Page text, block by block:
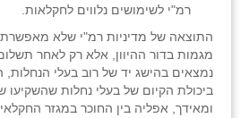
רמ"י לשימושים נלווים לחקלאות.
התוצאה של מדיניות רמ"י שלא מאפשרת
מגמות בדור ההיוון, אלא רק לאחר
נמצאים בהישג יד של רוב בעלי
ביכולת הקיום של בעלי נחלות שהשקיעו
ומאידך, אפליה בין החוכר במגזר החקלאי